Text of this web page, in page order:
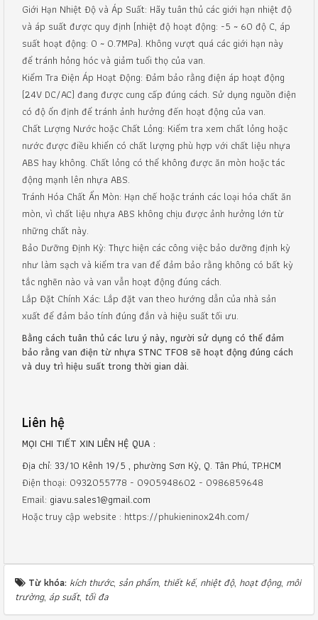
Giới Hạn Nhiệt Độ và Áp Suất: Hãy tuân thủ các giới hạn nhiệt độ
và áp suất được quy định (nhiệt độ hoạt động: -5 ~ 60 độ C, áp
suất hoạt động: 0 ~ 0.7MPa). Không vượt quá các giới hạn này
để tránh hỏng hóc và giảm tuổi thọ của van.
Kiểm Tra Điện Áp Hoạt Động: Đảm bảo rằng điện áp hoạt động
(24V DC/AC) đang được cung cấp đúng cách. Sử dụng nguồn điện
có độ ổn định để tránh ảnh hưởng đến hoạt động của van.
Chất Lượng Nước hoặc Chất Lỏng: Kiểm tra xem chất lỏng hoặc
nước được điều khiển có chất lượng phù hợp với chất liệu nhựa
ABS hay không. Chất lỏng có thể không được ăn mòn hoặc tác
động mạnh lên nhựa ABS.
Tránh Hóa Chất Ẩn Mòn: Hạn chế hoặc tránh các loại hóa chất ăn
mòn, vì chất liệu nhựa ABS không chịu được ảnh hưởng lớn từ
những chất này.
Bảo Dưỡng Định Kỳ: Thực hiện các công việc bảo dưỡng định kỳ
như làm sạch và kiểm tra van để đảm bảo rằng không có bất kỳ
tắc nghẽn nào và van vẫn hoạt động đúng cách.
Lắp Đặt Chính Xác: Lắp đặt van theo hướng dẫn của nhà sản
xuất để đảm bảo tính đúng đắn và hiệu suất tối ưu.
Bằng cách tuân thủ các lưu ý này, người sử dụng có thể đảm
bảo rằng van điện từ nhựa STNC TF08 sẽ hoạt động đúng cách
và duy trì hiệu suất trong thời gian dài.
Liên hệ
MỌI CHI TIẾT XIN LIÊN HỆ QUA :
Địa chỉ: 33/10 Kênh 19/5 , phường Sơn Kỳ, Q. Tân Phú, TP.HCM
Điện thoại: 0932055778 - 0905948602 - 0986859648
Email: giavu.sales1@gmail.com
Hoặc truy cập website : https://phukieninox24h.com/
Từ khóa: kích thước, sản phẩm, thiết kế, nhiệt độ, hoạt động, môi
trường, áp suất, tối đa